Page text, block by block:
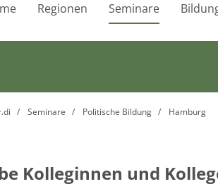
Regionen Seminare
Seminare Politische Bildung Hamburg
Kolleginnen und